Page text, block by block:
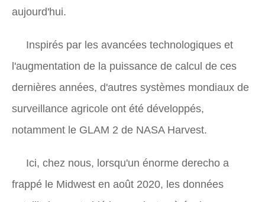
aujourd'hui.
Inspirés par les avancées technologiques et
l'augmentation de la puissance de calcul de ces
dernières années, d'autres systèmes mondiaux de
surveillance agricole ont été développés,
notamment le GLAM 2 de NASA Harvest.
Ici, chez nous, lorsqu'un énorme derecho a
frappé le Midwest en août 2020, les données